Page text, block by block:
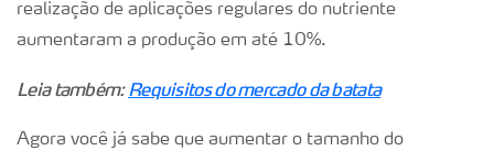
realização de aplicações regulares do nutriente
aumentaram a produção em até 10%.
Leia também:Requisitos do mercado da batata
Agora você já sabe que aumentar o tamanho do